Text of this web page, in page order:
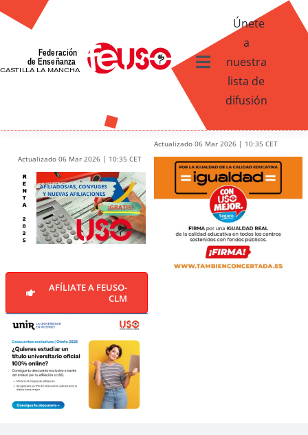
Skip
content
Toggle
Navigation
Contacto
Únete
a
nuestra
lista de
difusión
Actualizado 06 Mar 2026 | 10:35 CET
Actualizado 06 Mar 2026 | 10:35 CET
AFÍLIATE A FEUSO-
CLM